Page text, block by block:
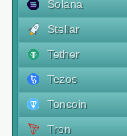
Solana
Stellar
Tether
Tezos
Toncoin
Tron